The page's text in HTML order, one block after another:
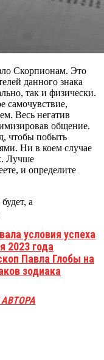
Скорпионам. Это
данного знака
так и физически.
самочувствие,
Весь негатив
общение.
чтобы побыть
Ни в коем случае
Лучше
и определите
а
условия успеха
2023 года
Павла Глобы на
зодиака